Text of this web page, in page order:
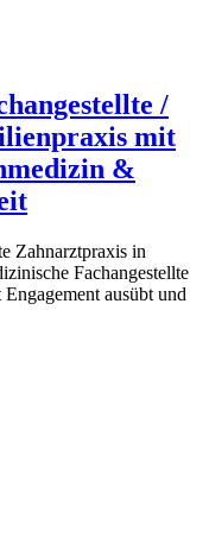
/
mit
&
Zahnarztpraxis in
Fachangestellte
ausübt und